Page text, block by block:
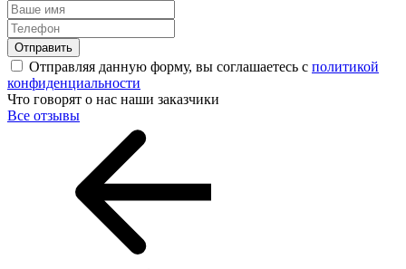
Отправить
Отправляя данную форму, вы соглашаетесь с политикой
конфиденциальности
Что говорят о нас наши заказчики
Все отзывы